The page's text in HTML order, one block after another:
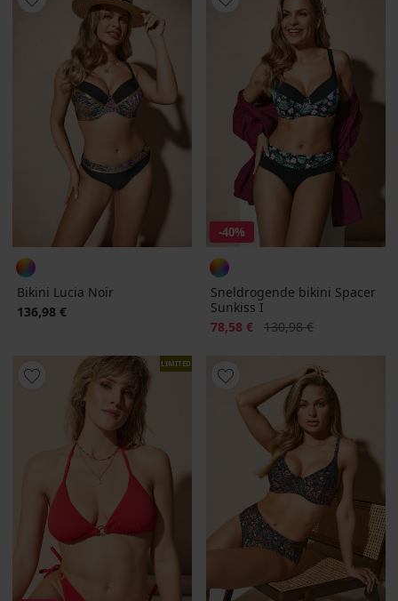
Bikini Lucia Noir
136,98 €
-40%
Sneldrogende bikini Spacer
Sunkiss I
Korting
78,58 € Oorspronkelijke prijs
130,98 €
LIMITED